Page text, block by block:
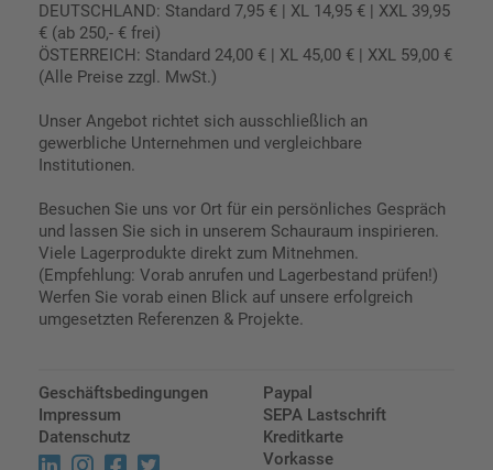
DEUTSCHLAND: Standard 7,95 € | XL 14,95 € | XXL 39,95
€ (ab 250,- € frei)
ÖSTERREICH: Standard 24,00 € | XL 45,00 € | XXL 59,00 €
(Alle Preise zzgl. MwSt.)
Unser Angebot richtet sich ausschließlich an
gewerbliche Unternehmen und vergleichbare
Institutionen.
Besuchen Sie uns vor Ort für ein persönliches Gespräch
und lassen Sie sich in unserem Schauraum inspirieren.
Viele Lagerprodukte direkt zum Mitnehmen.
(Empfehlung: Vorab anrufen und Lagerbestand prüfen!)
Werfen Sie vorab einen Blick auf unsere erfolgreich
umgesetzten Referenzen & Projekte.
Geschäftsbedingungen
Impressum
Datenschutz
Paypal
SEPA Lastschrift
Kreditkarte
Vorkasse